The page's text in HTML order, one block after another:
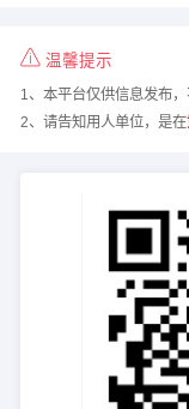
温馨提示
1、本平台仅供信息发布
2、请告知用人单位，是在